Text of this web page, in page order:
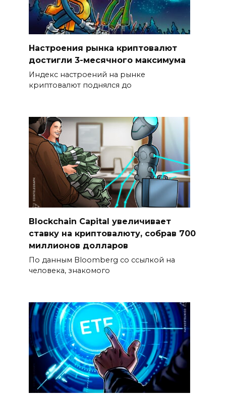
Настроения рынка криптовалют
достигли 3-месячного максимума
Индекс настроений на рынке
криптовалют поднялся до
Blockchain Capital увеличивает
ставку на криптовалюту, собрав 700
миллионов долларов
По данным Bloomberg со ссылкой на
человека, знакомого